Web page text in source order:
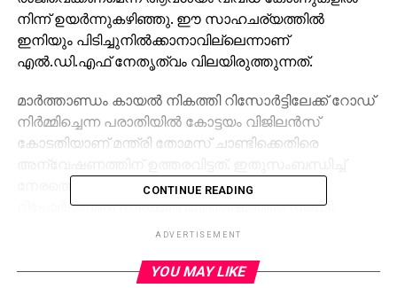
നിന്ന് ഉയര്‍ന്നുകഴിഞ്ഞു. ഈ സാഹചര്യത്തില്‍
ഇനിയും പിടിച്ചുനില്‍ക്കാനാവില്ലെന്നാണ്
എല്‍.ഡി.എഫ് നേതൃത്വം വിലയിരുത്തുന്നത്.
മാര്‍ത്താണ്ഡം കായല്‍ നികത്തി റിസോര്‍ട്ടിലേക്ക് റോഡ്
നിര്‍മ്മിച്ചെന്ന പരാതിയില്‍ കോട്ടയം വിജിലന്‍സ്
കോടതിയാണ് മന്ത്രി തോമസ് ചാണ്ടിക്കെതിരെ
നേരത്തെ ആലപ്പുഴ ജില്ലാ കളക്ടര്‍ സമര്‍പ്പിച്ച
റിപ്പോര്‍ട്ടിന്മേല്‍ സര്‍ക്കാര്‍ മന്ത്രിക്കെതിരെ നടപടി
എടുത്തിരുന്നില്ല. ഈ സാഹചര്യത്തില്‍ വിജിലന്‍സ്
പ്രതിരോധത്തിലാക്കും.
CONTINUE READING
ADVERTISEMENT
YOU MAY LIKE